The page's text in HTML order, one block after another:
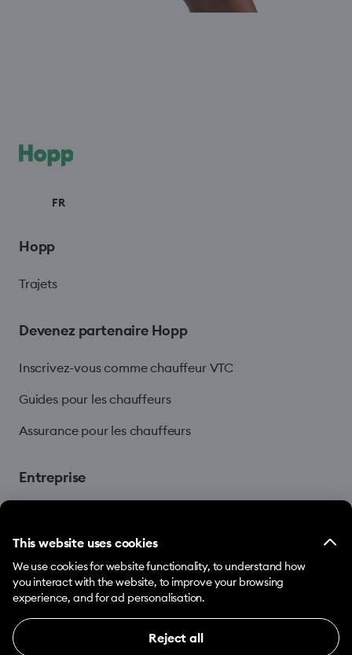
This website uses cookies
We use cookies for website functionality, to understand how
you interact with the website, to improve your browsing
experience, and for ad personalisation.
Reject all
FR
Hopp
Trajets
Devenez partenaire Hopp
Inscrivez-vous comme chauffeur VTC
Guides pour les chauffeurs
Assurance pour les chauffeurs
Entreprise
© 2026 Hopp by Bolt Services US Inc.